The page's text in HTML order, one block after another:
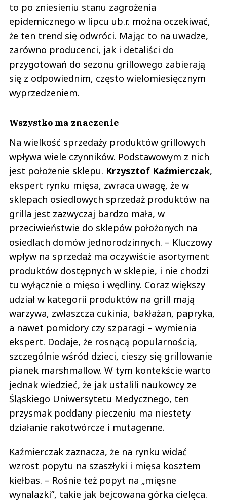
to po zniesieniu stanu zagrożenia
epidemicznego w lipcu ub.r. można oczekiwać,
że ten trend się odwróci. Mając to na uwadze,
zarówno producenci, jak i detaliści do
przygotowań do sezonu grillowego zabierają
się z odpowiednim, często wielomiesięcznym
wyprzedzeniem.
Wszystko ma znaczenie
Na wielkość sprzedaży produktów grillowych
wpływa wiele czynników. Podstawowym z nich
jest położenie sklepu. Krzysztof Kaźmierczak,
ekspert rynku mięsa, zwraca uwagę, że w
sklepach osiedlowych sprzedaż produktów na
grilla jest zazwyczaj bardzo mała, w
przeciwieństwie do sklepów położonych na
osiedlach domów jednorodzinnych. – Kluczowy
wpływ na sprzedaż ma oczywiście asortyment
produktów dostępnych w sklepie, i nie chodzi
tu wyłącznie o mięso i wędliny. Coraz większy
udział w kategorii produktów na grill mają
warzywa, zwłaszcza cukinia, bakłażan, papryka,
a nawet pomidory czy szparagi – wymienia
ekspert. Dodaje, że rosnącą popularnością,
szczególnie wśród dzieci, cieszy się grillowanie
pianek marshmallow. W tym kontekście warto
jednak wiedzieć, że jak ustalili naukowcy ze
Śląskiego Uniwersytetu Medycznego, ten
przysmak poddany pieczeniu ma niestety
działanie rakotwórcze i mutagenne.
Kaźmierczak zaznacza, że na rynku widać
wzrost popytu na szaszłyki i mięsa kosztem
kiełbas. – Rośnie też popyt na „mięsne
wynalazki”, takie jak bejcowana górka cielęca.